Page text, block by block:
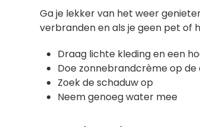
Ga je lekker van het weer
verbranden en als je geen pet of
Draag lichte kleding en een
Doe zonnebrandcrème op de
Zoek de schaduw op
Neem genoeg water mee